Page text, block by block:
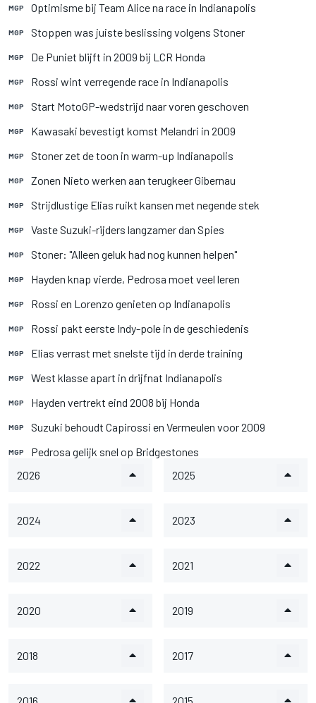
MGP Optimisme bij Team Alice na race in Indianapolis
MGP Stoppen was juiste beslissing volgens Stoner
MGP De Puniet blijft in 2009 bij LCR Honda
MGP Rossi wint verregende race in Indianapolis
MGP Start MotoGP-wedstrijd naar voren geschoven
MGP Kawasaki bevestigt komst Melandri in 2009
MGP Stoner zet de toon in warm-up Indianapolis
MGP Zonen Nieto werken aan terugkeer Gibernau
MGP Strijdlustige Elias ruikt kansen met negende stek
MGP Vaste Suzuki-rijders langzamer dan Spies
MGP Stoner: "Alleen geluk had nog kunnen helpen"
MGP Hayden knap vierde, Pedrosa moet veel leren
MGP Rossi en Lorenzo genieten op Indianapolis
MGP Rossi pakt eerste Indy-pole in de geschiedenis
MGP Elias verrast met snelste tijd in derde training
MGP West klasse apart in drijfnat Indianapolis
MGP Hayden vertrekt eind 2008 bij Honda
MGP Suzuki behoudt Capirossi en Vermeulen voor 2009
MGP
Pedrosa gelijk snel op Bridgestones
2026
2025
2024 2023
2022 2021
2020 2019
2018 2017